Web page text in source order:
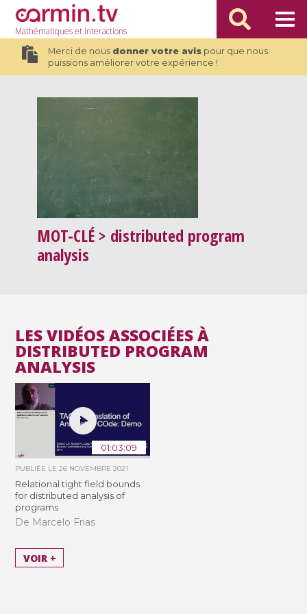
Mathématiqueset Interactions
Merci de nous donner votre avispour que nous
puissions améliorer votre expérience !
MOT-CLÉ > distributed program
analysis
LES VIDÉOS ASSOCIÉES À
DISTRIBUTED PROGRAM
ANALYSIS
01:03:09
PUBLIÉE LE26 NOVEMBRE 2021
Relational tight field bounds
for distributed analysis of
programs
De Marcelo Frias
VOIR +